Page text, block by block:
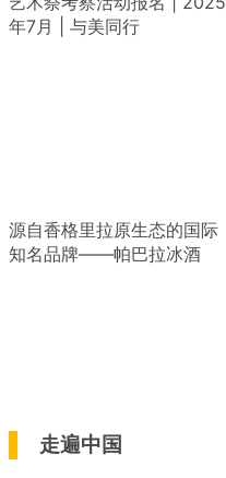
年7月 | 与美同行
源自香格里拉原生态的国际
知名品牌——帕巴拉冰酒
走遍中国